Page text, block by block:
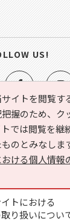
イトを閲覧す
握のため、ク
では閲覧を継
のとみなしま
おける個人情
トにおける
取り扱いについ
？ お気に入り
り扱いについて
掲載に関するお問
US!